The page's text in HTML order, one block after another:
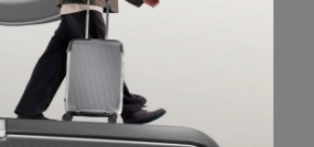
รีวิวผลิตภัณฑ์